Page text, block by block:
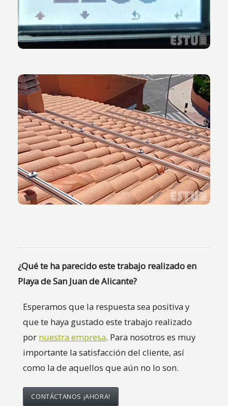
Vista de los rastreles para colocación de panales
solares sobre la cubierta de la vivienda.
¿Qué te ha parecido este trabajo realizado en
Playa de San Juan de Alicante?
Esperamos que la respuesta sea positiva y
que te haya gustado este trabajo realizado
por nuestra empresa. Para nosotros es muy
importante la satisfacción del cliente, así
como la de aquellos que aún no lo son.
CONTÁCTANOS ¡AHORA!